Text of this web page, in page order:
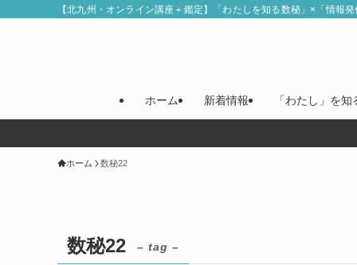
【北九州・オンライン講座＋鑑定】「わたしを知る数秘」×「情報
ホーム 新着情報 「わたし」を知
ホーム 数秘22
数秘22 – tag –